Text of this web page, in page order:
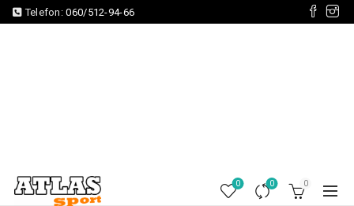
Telefon:060/512-94-66
0 0 0